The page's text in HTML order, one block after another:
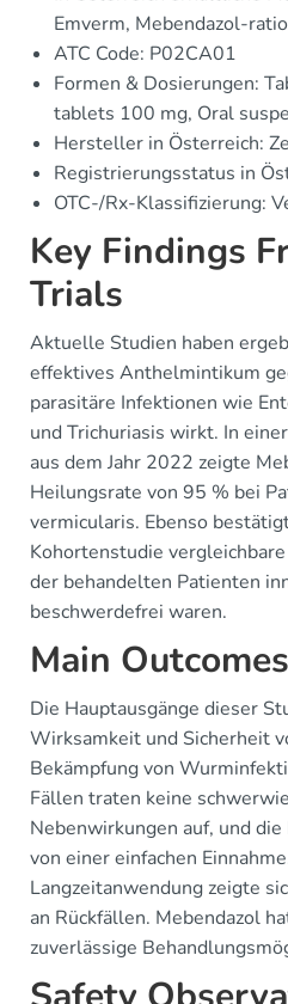
Emverm, Mebendazol-
ATC Code: P02CA01
Formen & Dosierungen:
tablets 100 mg, Oral
Hersteller in Österreich:
Registrierungsstatus in
OTC-/Rx-Klassifizierung:
Key Findings
Trials
Aktuelle Studien haben
effektives Anthelmintikum
parasitäre Infektionen wie
und Trichuriasis wirkt. In
aus dem Jahr 2022 zeigte
Heilungsrate von 95 % bei
vermicularis. Ebenso
Kohortenstudie
der behandelten Patienten
beschwerdefrei waren.
Main Outcomes
Die Hauptausgänge dieser
Wirksamkeit und Sicherheit
Bekämpfung von
Fällen traten keine
Nebenwirkungen auf, und
von einer einfachen
Langzeitanwendung zeigte
an Rückfällen. Mebendazol
zuverlässige